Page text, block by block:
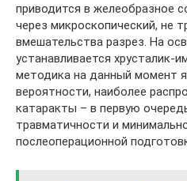
приводится в желеобразное
через микроскопический, не
вмешательства разрез. На
устанавливается хрусталик-
методика на данный момент
вероятности, наиболее
катаракты – в первую
травматичности и
послеоперационной